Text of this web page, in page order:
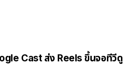
Cast ส่ง Reels ขึ้นจอทีวีดู